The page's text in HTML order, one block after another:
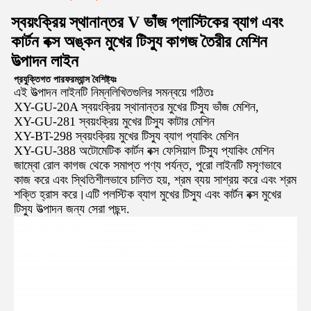
স্বয়ংক্রিয় স্থানান্তর V ভাঁজ প্লাস্টিকের ব্যাগ এবং
কার্টন বক্স অঙ্কন মুখের টিস্যু কাগজ তৈরীর মেশিন
উত্পাদন লাইন
প্রযুক্তিগত পারফরম্যান্স বৈশিষ্ট্যঃ
এই উত্পাদন লাইনটি নিম্নলিখিতগুলির সমন্বয়ে গঠিতঃ
XY-GU-20A স্বয়ংক্রিয় স্থানান্তর মুখের টিস্যু ভাঁজ মেশিন,
XY-GU-281 স্বয়ংক্রিয় মুখের টিস্যু কাটার মেশিন
XY-BT-298 স্বয়ংক্রিয় মুখের টিস্যু ব্যাগ প্যাকিং মেশিন
XY-GU-388 অটোমেটিক কার্টন বক্স ফেসিয়াল টিস্যু প্যাকিং মেশিন
জাম্বো রোল কাগজ থেকে সমাপ্ত পণ্য পর্যন্ত, পুরো লাইনটি মসৃণভাবে
কাজ করে এবং স্থিতিশীলভাবে চালিত হয়, শ্রম ব্যয় সাশ্রয় করে এবং শ্রম
শক্তি হ্রাস করে।এটি পলস্টিক ব্যাগ মুখের টিস্যু এবং কার্টন বক্স মুখের
টিস্যু উত্পাদন জন্য সেরা পছন্দ.